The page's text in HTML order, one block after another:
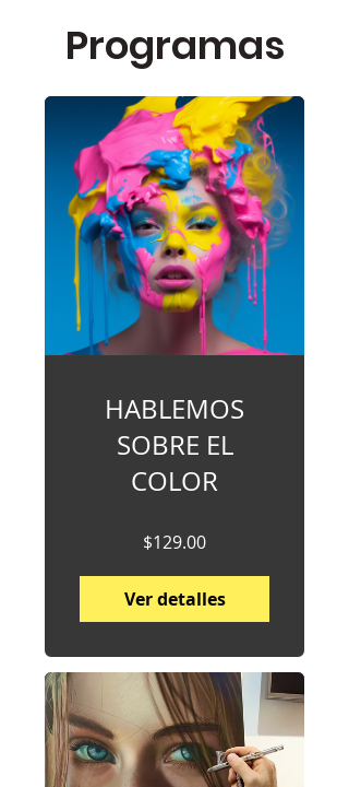
Programas
HABLEMOS
SOBRE EL
COLOR
$129.00
Ver detalles